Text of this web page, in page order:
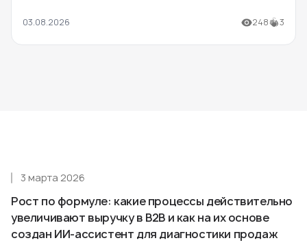
03.08.2026 248 3
Рост по формуле: какие процессы действительно
увеличивают выручку в B2B и как на их основе
создан ИИ-ассистент для диагностики продаж
3 марта 2026